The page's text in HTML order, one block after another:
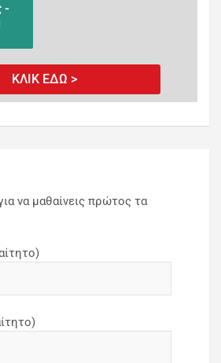
-
ΚΛΙΚ ΕΔΩ >
να μαθαίνεις πρώτος τα